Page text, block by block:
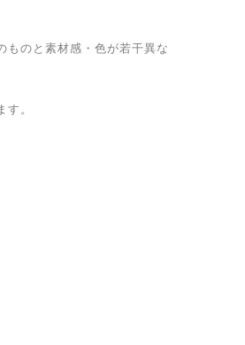
のと素材感・色が若干異な
。